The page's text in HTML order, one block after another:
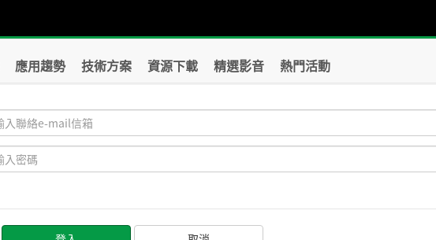
應用趨勢 技術方案 資源下載 精選影音 熱門活動